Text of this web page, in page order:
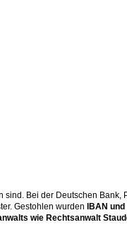
Bei der Deutschen Bank,
Gestohlen wurden IBAN
wie Rechtsanwalt